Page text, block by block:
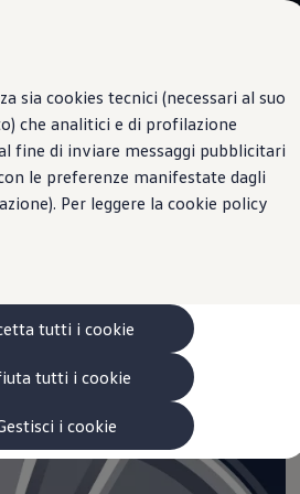
sia cookies tecnici (necessari al suo
che analitici e di profilazione
fine di inviare messaggi pubblicitari
le preferenze manifestate dagli
Per leggere la cookie policy
tutti i cookie
tutti i cookie
i cookie
Elettrici
salvate
Volkswagen
Volkswagen
Usato
promozioni e servizi
Clienti Business
i simboli presenti sul
pneumatico?